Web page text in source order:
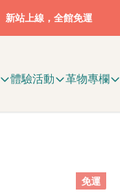
新站上線，全館免運
體驗活動 革物專欄
免運